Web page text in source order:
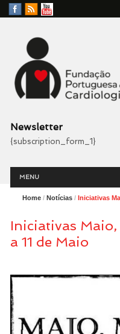
Facebook
RSS
YouTube
Newsletter
{subscription_form_1}
Menu
MENU
Home/ Notícias/ Iniciativas
Iniciativas
a 11 de Maio